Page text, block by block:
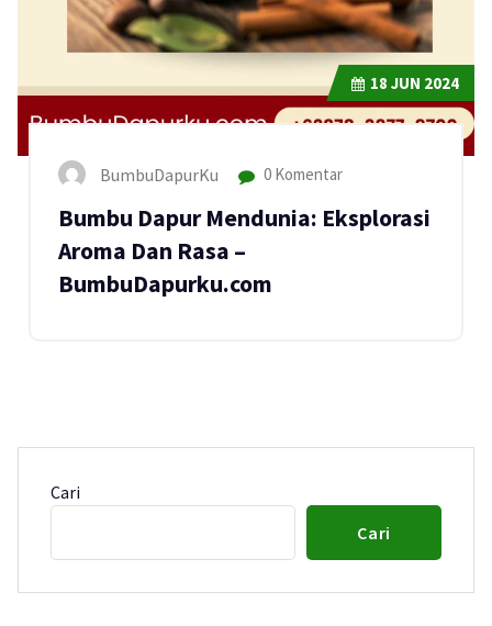
18 JUN 2024
BumbuDapurKu 0 Komentar
Bumbu Dapur Mendunia: Eksplorasi
Aroma Dan Rasa –
BumbuDapurku.com
Cari
Cari